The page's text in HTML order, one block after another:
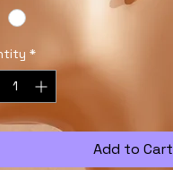
*
Add to Cart